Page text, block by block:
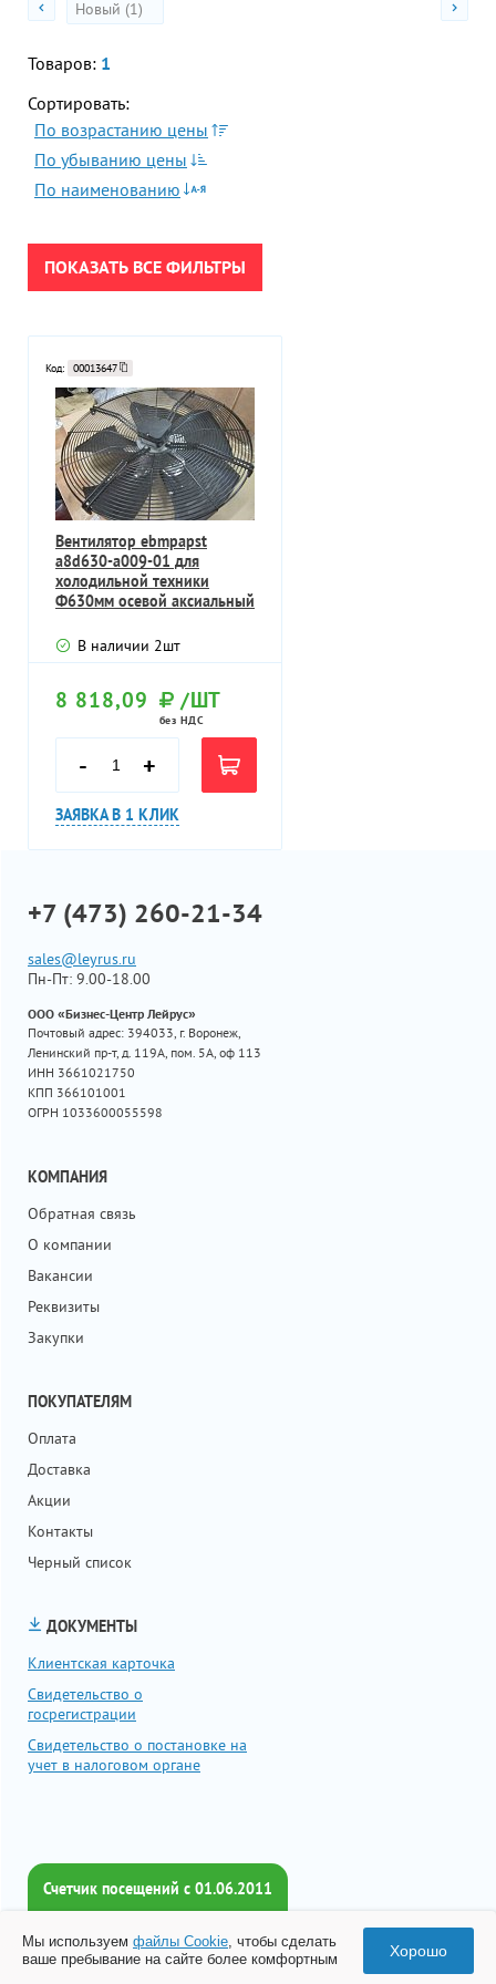
СБРОСИТЬ
Новый (1)
Товаров: 1
Сортировать:
По возрастанию цены
По убыванию цены
По наименованию
ПОКАЗАТЬ ВСЕ ФИЛЬТРЫ
Код: 00013647
Вентилятор ebmpapst
a8d630-a009-01 для
холодильной техники
Ф630мм осевой аксиальный
В наличии 2шт
8 818,09 /ШТ
без НДС
- +
ЗАЯВКА В 1 КЛИК
+7 (473) 260-21-34
sales@leyrus.ru
Пн-Пт: 9.00-18.00
ООО «Бизнес-Центр Лейрус»
Почтовый адрес: 394033, г. Воронеж,
Ленинский пр-т, д. 119А, пом. 5А, оф 113
ИНН 3661021750
КПП 366101001
ОГРН 1033600055598
КОМПАНИЯ
Обратная связь
О компании
Вакансии
Реквизиты
Закупки
ПОКУПАТЕЛЯМ
Оплата
Доставка
Акции
Контакты
Черный список
ДОКУМЕНТЫ
Клиентская карточка
Свидетельство о
госрегистрации
Свидетельство о постановке на
учет в налоговом органе
Счетчик посещений c 01.06.2011
Всего посетителей:
2016580
Мы используем файлы Cookie, чтобы сделать
ваше пребывание на сайте более комфортным
Хорошо